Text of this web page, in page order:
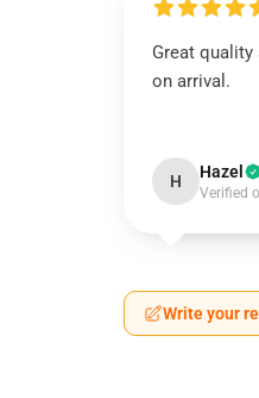
Great
on arrival.
H Hazel
Verified
Write your